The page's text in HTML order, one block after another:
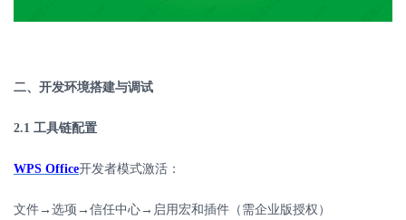
二、开发环境搭建与调试
2.1 工具链配置
WPS Office开发者模式激活：
文件→选项→信任中心→启用宏和插件（需企业版授权）